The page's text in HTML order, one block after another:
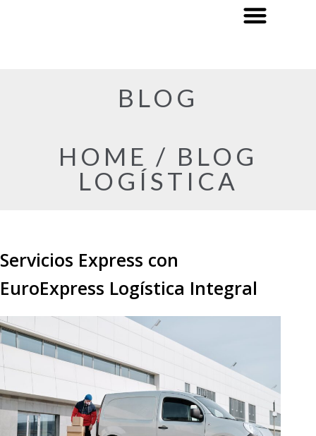
BLOG
HOME / BLOG
LOGÍSTICA
Servicios Express con
EuroExpress Logística Integral